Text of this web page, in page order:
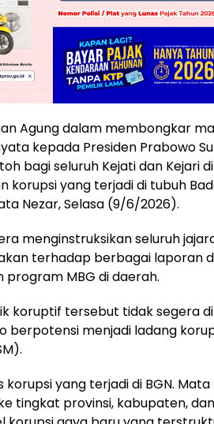
Agung dalam membongkar
kepada Presiden Prabowo
bagi seluruh Kejati dan Kejari
yang terjadi di tubuh
Nezar, Selasa (9/6/2026).
menginstruksikan seluruh
terhadap berbagai laporan
MBG di daerah.
koruptif tersebut tidak segera
berpotensi menjadi ladang
yang terjadi di BGN.
tingkat provinsi, kabupaten,